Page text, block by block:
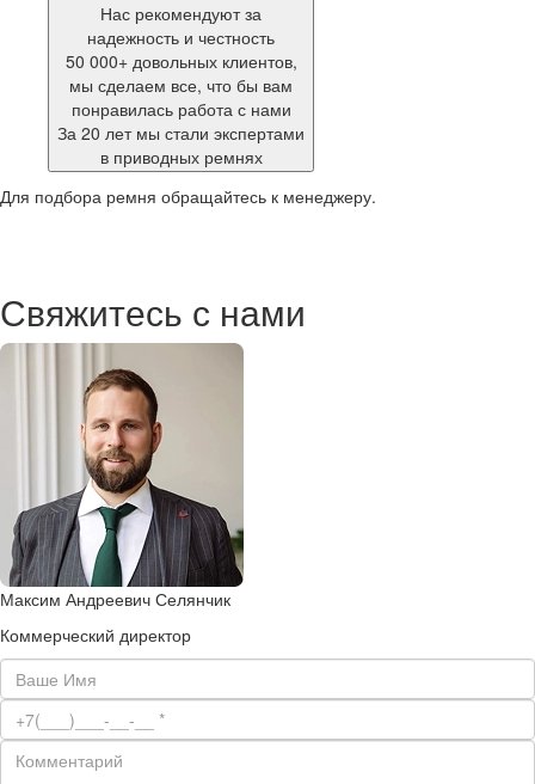
Нас рекомендуют за
надежность и честность
50 000+ довольных клиентов,
мы сделаем все, что бы вам
понравилась работа с нами
За 20 лет мы стали экспертами
в приводных ремнях
Для подбора ремня обращайтесь к менеджеру.
Свяжитесь с нами
Максим Андреевич Селянчик
Коммерческий директор